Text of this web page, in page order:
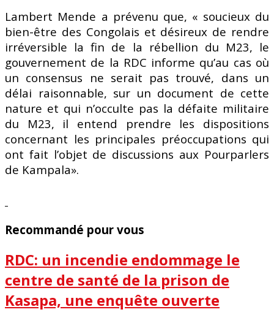
Lambert Mende a prévenu que, « soucieux du
bien-être des Congolais et désireux de rendre
irréversible la fin de la rébellion du M23, le
gouvernement de la RDC informe qu’au cas où
un consensus ne serait pas trouvé, dans un
délai raisonnable, sur un document de cette
nature et qui n’occulte pas la défaite militaire
du M23, il entend prendre les dispositions
concernant les principales préoccupations qui
ont fait l’objet de discussions aux Pourparlers
de Kampala».
Recommandé pour vous
RDC: un incendie endommage le
centre de santé de la prison de
Kasapa, une enquête ouverte